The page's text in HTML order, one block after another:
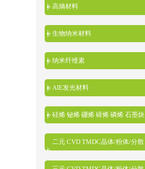
高熵材料
生物纳米材料
纳米纤维素
AIE发光材料
硅烯 铋烯 硼烯 碲烯 磷烯 石墨炔
二元 CVD TMDC晶体/粉体/分散
液